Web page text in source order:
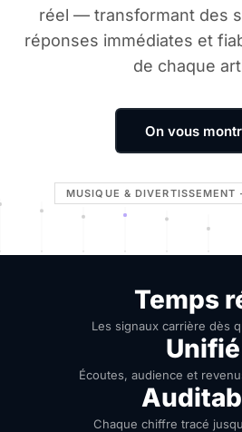
réel — transformant des
réponses immédiates et
de chaque
On vous
MUSIQUE &
Temps
Les signaux carrière dès
Unifié
Écoutes, audience et
Chaque chiffre tracé